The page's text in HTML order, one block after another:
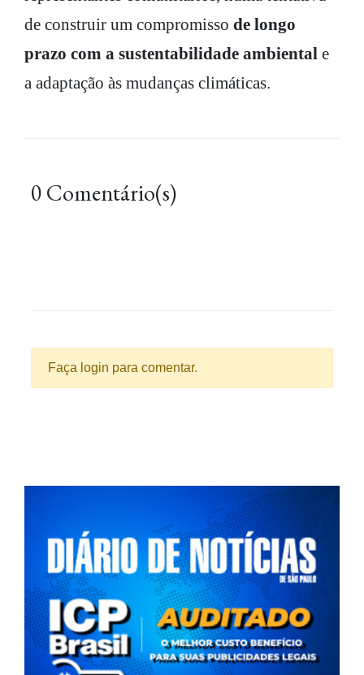
de construir um compromisso de longo
prazo com a sustentabilidade ambiental e
a adaptação às mudanças climáticas.
0 Comentário(s)
Faça login para comentar.